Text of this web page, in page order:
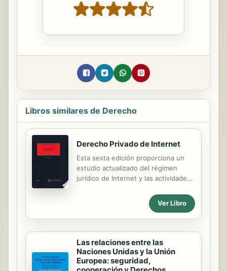
Libros similares de Derecho
Derecho Privado de Internet
Esta sexta edición proporciona un
estudio actualizado del régimen
jurídico de Internet y las actividades
digitales. Junto a las alternativas de
regulación de Internet, reciben
especial atención cuestiones como:
información, las plataformas en línea
y las redes sociales; el régimen de
responsabilidad por contenidos
Ver Libro
Las relaciones entre las
Naciones Unidas y la Unión
Europea: seguridad,